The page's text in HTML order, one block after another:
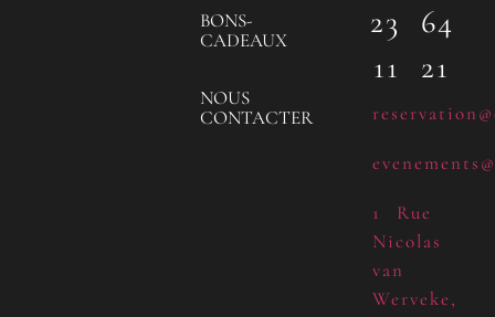
BONS-
CADEAUX
NOUS
CONTACTER
23 64
11 21
1 Rue
Nicolas
van
Werveke,